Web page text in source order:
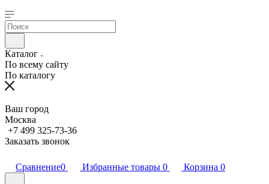
Каталог
По всему сайту
По каталогу
Ваш город
Москва
+7 499 325-73-36
Заказать звонок
Сравнение0 Избранные товары 0 Корзина 0